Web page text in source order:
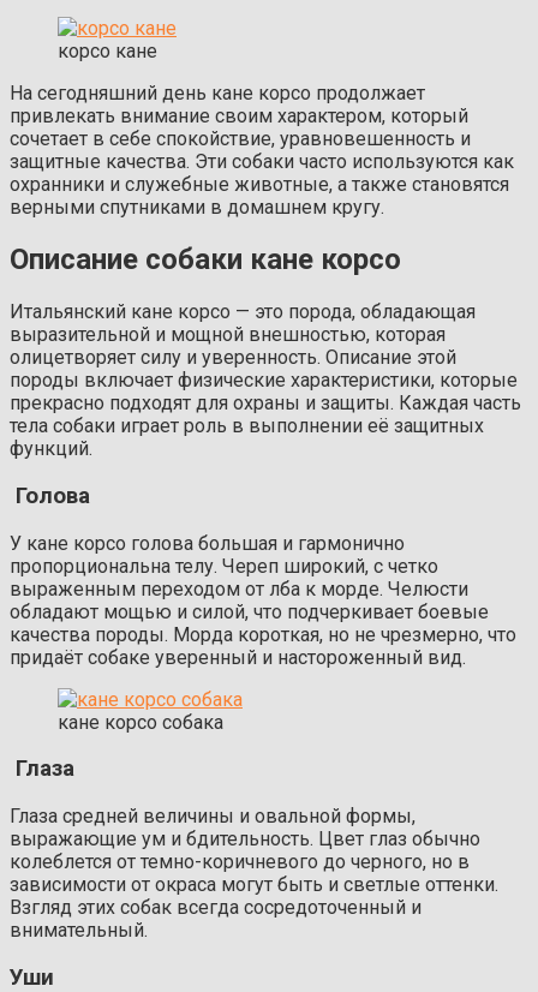
корсо кане
На сегодняшний день кане корсо продолжает
привлекать внимание своим характером, который
сочетает в себе спокойствие, уравновешенность и
защитные качества. Эти собаки часто используются как
охранники и служебные животные, а также становятся
верными спутниками в домашнем кругу.
Описание собаки кане корсо
Итальянский кане корсо — это порода, обладающая
выразительной и мощной внешностью, которая
олицетворяет силу и уверенность. Описание этой
породы включает физические характеристики, которые
прекрасно подходят для охраны и защиты. Каждая часть
тела собаки играет роль в выполнении её защитных
функций.
Голова
У кане корсо голова большая и гармонично
пропорциональна телу. Череп широкий, с четко
выраженным переходом от лба к морде. Челюсти
обладают мощью и силой, что подчеркивает боевые
качества породы. Морда короткая, но не чрезмерно, что
придаёт собаке уверенный и настороженный вид.
кане корсо собака
Глаза
Глаза средней величины и овальной формы,
выражающие ум и бдительность. Цвет глаз обычно
колеблется от темно-коричневого до черного, но в
зависимости от окраса могут быть и светлые оттенки.
Взгляд этих собак всегда сосредоточенный и
внимательный.
Уши